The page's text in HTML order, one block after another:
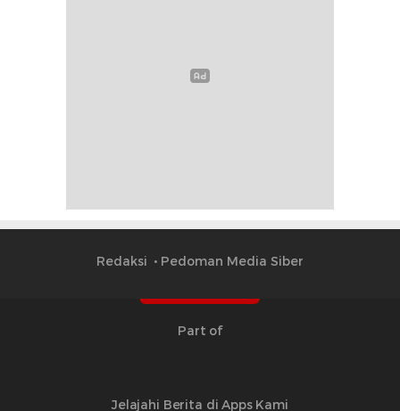
Redaksi Pedoman Media Siber
Part of
Jelajahi Berita di Apps Kami